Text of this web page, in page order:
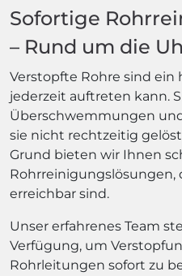
Sofortige
– Rund um die
Verstopfte Rohre sind ein
jederzeit auftreten kann.
Überschwemmungen
sie nicht rechtzeitig
Grund bieten wir Ihnen
Rohrreinigungslösungen,
erreichbar sind.
Unser erfahrenes Team
Verfügung, um
Rohrleitungen sofort zu